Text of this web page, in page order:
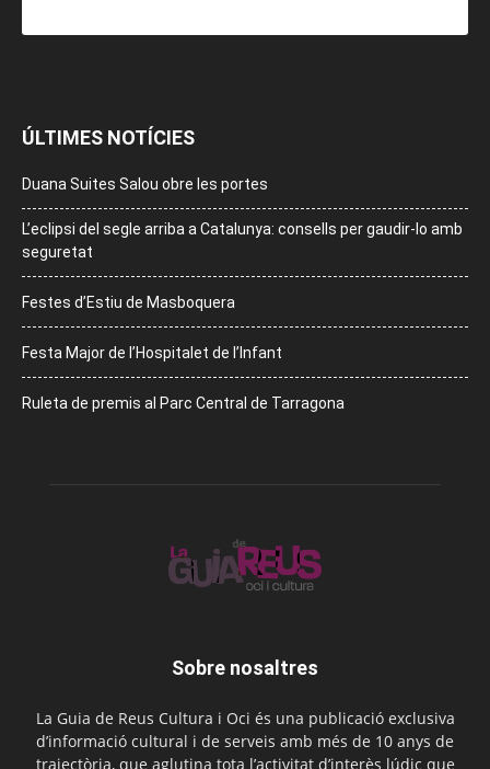
ÚLTIMES NOTÍCIES
Duana Suites Salou obre les portes
L’eclipsi del segle arriba a Catalunya: consells per gaudir-lo amb
seguretat
Festes d’Estiu de Masboquera
Festa Major de l’Hospitalet de l’Infant
Ruleta de premis al Parc Central de Tarragona
Sobre nosaltres
La Guia de Reus Cultura i Oci és una publicació exclusiva
d’informació cultural i de serveis amb més de 10 anys de
trajectòria, que aglutina tota l’activitat d’interès lúdic que